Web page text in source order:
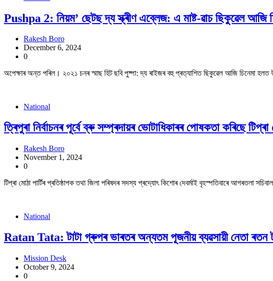
Pushpa 2: নিয়ম’ ছেটছ দ্য স্ক্ৰীণ এব্লেজ: এ মাষ্ট-ৱাচ ছিকুৱেল আজি
Rakesh Boro
December 6, 2024
0
অপেক্ষাৰ অন্ত পৰিল। ২০২১ চনৰ স্মাছ হিট ছবি পুষ্পা: দ্য ৰাইজৰ বহু প্ৰত্যাশিত ছিকুৱেল আজি চিনেমা
National
ত্ৰিপুৰা নিৰ্বাচনৰ পূৰ্বে ব্ৰু সম্প্ৰদায়ৰ ভোটাধিকাৰৰ পোষকতা কৰিছে
Rakesh Boro
November 1, 2024
0
টিপ্ৰা মোঠা পাৰ্টিৰ প্ৰতিষ্ঠাপক তথা জিলা পৰিষদৰ সদস্য প্ৰদ্যোৎ কিশোৰ দেবৰ্মাই বৃহস্পতিবাৰে আগৰতলা
National
Ratan Tata: টাটা গ্ৰুপৰ ভাৰতৰ অন্যতম পূজনীয় ব্যৱসায়ী নেতা ৰতন
Mission Desk
October 9, 2024
0